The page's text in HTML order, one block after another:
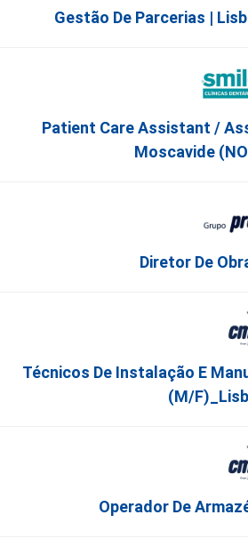
Gestão De Parcerias |
Patient Care Assistant /
Moscavide
Diretor De
Técnicos De Instalação E
(m/
Operador De